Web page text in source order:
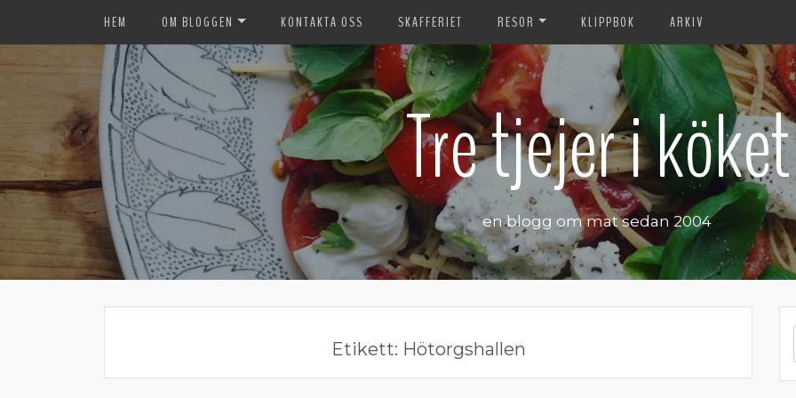
HEM OM BLOGGEN KONTAKTA OSS SKAFFERIET RESOR KLIPPBOK ARKIV
Tre tjejer i köket
en blogg om mat sedan 2004
Etikett: Hötorgshallen